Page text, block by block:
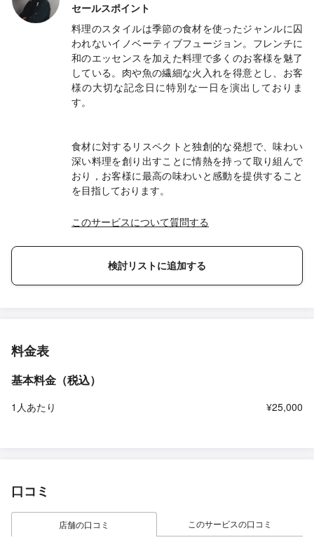
セールスポイント
料理のスタイルは季節の食材を使ったジャンルに囚
われないイノベーティブフュージョン。フレンチに
和のエッセンスを加えた料理で多くのお客様を魅了
している。肉や魚の繊細な火入れを得意とし、お客
様の大切な記念日に特別な一日を演出しておりま
す。
食材に対するリスペクトと独創的な発想で、味わい
深い料理を創り出すことに情熱を持って取り組んで
おり，お客様に最高の味わいと感動を提供すること
を目指しております。
このサービスについて質問する
検討リストに追加する
料金表
基本料金（税込）
1人あたり ¥25,000
口コミ
店舗の口コミ このサービスの口コミ